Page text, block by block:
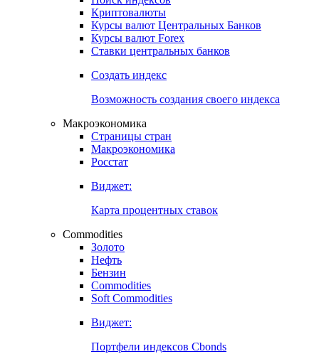
Получить доступ
Индикаторы рынка
Поиск индексов
Курсы валют Центральных Банков
Ставки центральных банков
Создать индекс
Возможность создания своего индекса
Страницы стран
Росстат
Виджет:
Карта процентных ставок
Commodities
Золото
Бензин
Soft Commodities